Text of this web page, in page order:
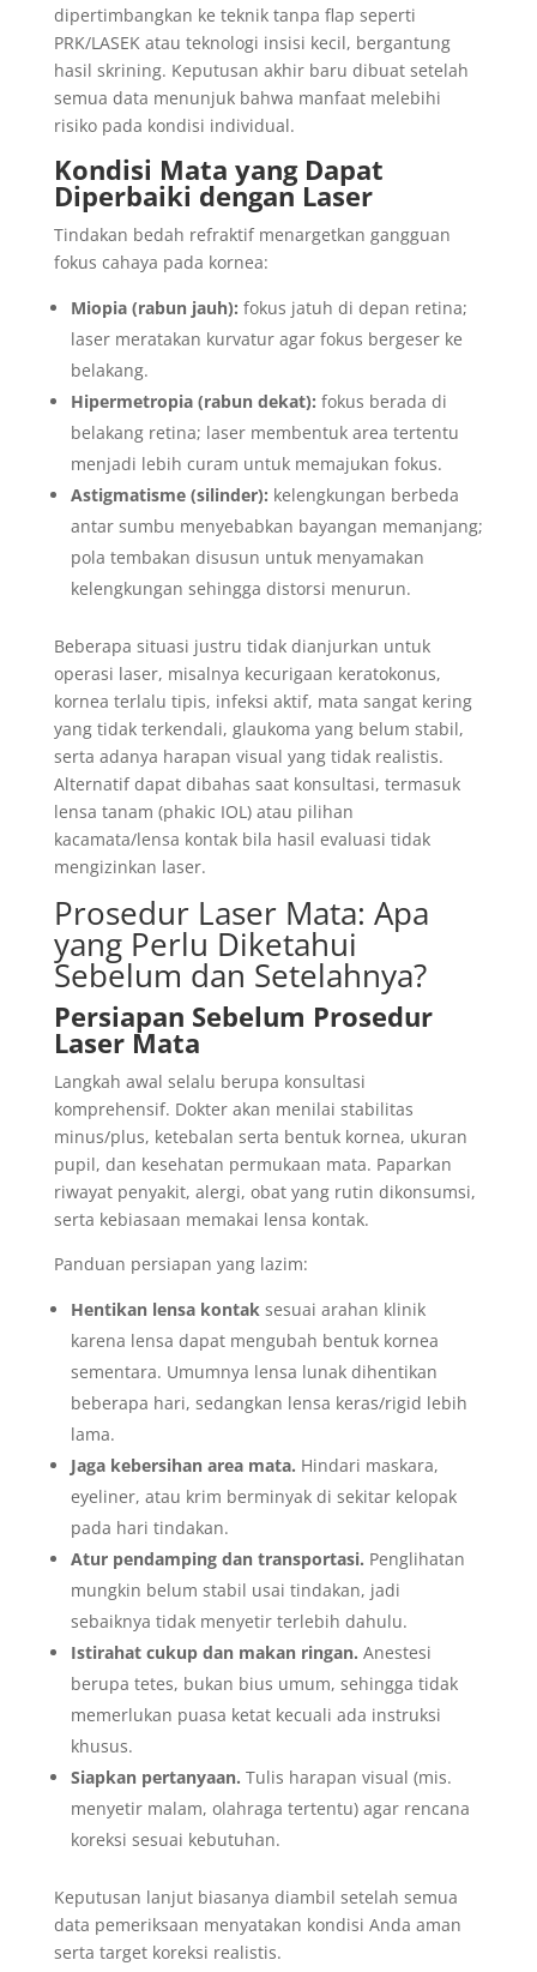
dipertimbangkan ke teknik tanpa flap seperti
PRK/LASEK atau teknologi insisi kecil, bergantung
hasil skrining. Keputusan akhir baru dibuat setelah
semua data menunjuk bahwa manfaat melebihi
risiko pada kondisi individual.
Kondisi Mata yang Dapat
Diperbaiki dengan Laser
Tindakan bedah refraktif menargetkan gangguan
fokus cahaya pada kornea:
Miopia (rabun jauh): fokus jatuh di depan retina;
laser meratakan kurvatur agar fokus bergeser ke
belakang.
Hipermetropia (rabun dekat): fokus berada di
belakang retina; laser membentuk area tertentu
menjadi lebih curam untuk memajukan fokus.
Astigmatisme (silinder): kelengkungan berbeda
antar sumbu menyebabkan bayangan memanjang;
pola tembakan disusun untuk menyamakan
kelengkungan sehingga distorsi menurun.
Beberapa situasi justru tidak dianjurkan untuk
operasi laser, misalnya kecurigaan keratokonus,
kornea terlalu tipis, infeksi aktif, mata sangat kering
yang tidak terkendali, glaukoma yang belum stabil,
serta adanya harapan visual yang tidak realistis.
Alternatif dapat dibahas saat konsultasi, termasuk
lensa tanam (phakic IOL) atau pilihan
kacamata/lensa kontak bila hasil evaluasi tidak
mengizinkan laser.
Prosedur Laser Mata: Apa
yang Perlu Diketahui
Sebelum dan Setelahnya?
Persiapan Sebelum Prosedur
Laser Mata
Langkah awal selalu berupa konsultasi
komprehensif. Dokter akan menilai stabilitas
minus/plus, ketebalan serta bentuk kornea, ukuran
pupil, dan kesehatan permukaan mata. Paparkan
riwayat penyakit, alergi, obat yang rutin dikonsumsi,
serta kebiasaan memakai lensa kontak.
Panduan persiapan yang lazim:
Hentikan lensa kontaksesuai arahan klinik
karena lensa dapat mengubah bentuk kornea
sementara. Umumnya lensa lunak dihentikan
beberapa hari, sedangkan lensa keras/rigid lebih
lama.
Jaga kebersihan area mata. Hindari maskara,
eyeliner, atau krim berminyak di sekitar kelopak
pada hari tindakan.
Atur pendamping dan transportasi. Penglihatan
mungkin belum stabil usai tindakan, jadi
sebaiknya tidak menyetir terlebih dahulu.
Istirahat cukup dan makan ringan. Anestesi
berupa tetes, bukan bius umum, sehingga tidak
memerlukan puasa ketat kecuali ada instruksi
khusus.
Siapkan pertanyaan. Tulis harapan visual (mis.
menyetir malam, olahraga tertentu) agar rencana
koreksi sesuai kebutuhan.
Keputusan lanjut biasanya diambil setelah semua
data pemeriksaan menyatakan kondisi Anda aman
serta target koreksi realistis.